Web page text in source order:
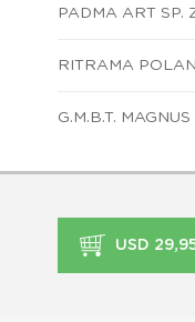
PADMA ART SP.
RITRAMA
G.M.B.T. MAGNUS
USD